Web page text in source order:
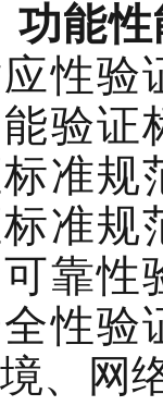
功能
性验
验证
准规
准规
靠性
性验
、网